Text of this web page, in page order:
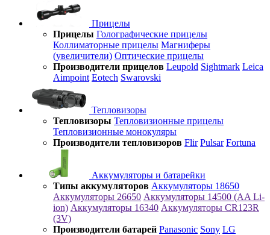
Прицелы
Прицелы Голографические прицелы
Коллиматорные прицелы Магниферы
(увеличители) Оптические прицелы
Производители прицелов Leupold Sightmark Leica
Aimpoint Eotech Swarovski
Тепловизоры
Тепловизоры Тепловизионные прицелы
Тепловизионные монокуляры
Производители тепловизоров Flir Pulsar Fortuna
Аккумуляторы и батарейки
Типы аккумуляторов Аккумуляторы 18650
Аккумуляторы 26650 Аккумуляторы 14500 (AA Li-
ion) Аккумуляторы 16340 Аккумуляторы CR123R
(3V)
Производители батарей Panasonic Sony LG